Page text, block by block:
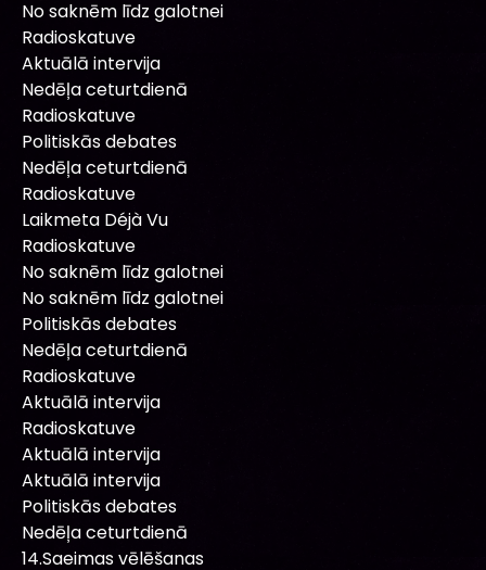
No saknēm līdz galotnei
Radioskatuve
Aktuālā intervija
Nedēļa ceturtdienā
Radioskatuve
Politiskās debates
Nedēļa ceturtdienā
Radioskatuve
Laikmeta Déjà Vu
Radioskatuve
No saknēm līdz galotnei
No saknēm līdz galotnei
Politiskās debates
Nedēļa ceturtdienā
Radioskatuve
Aktuālā intervija
Radioskatuve
Aktuālā intervija
Aktuālā intervija
Politiskās debates
Nedēļa ceturtdienā
14.Saeimas vēlēšanas